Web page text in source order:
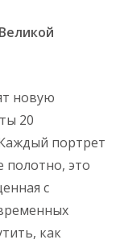
новую
20
портрет
полотно, это
с
как